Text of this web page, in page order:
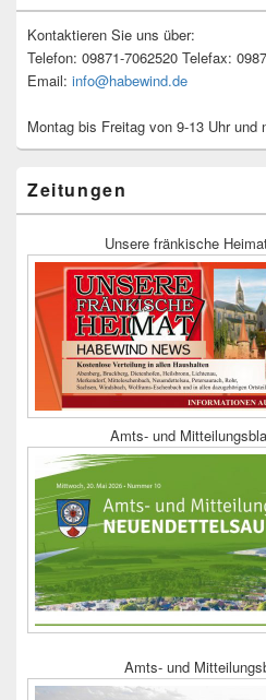
Kontaktieren Sie uns über:
Telefon: 09871-7062520 Telefax:
Email: info@habewind.de
Montag bis Freitag von 9-13 Uhr und
Zeitungen
Unsere fränkische
Amts- und
Amts- und